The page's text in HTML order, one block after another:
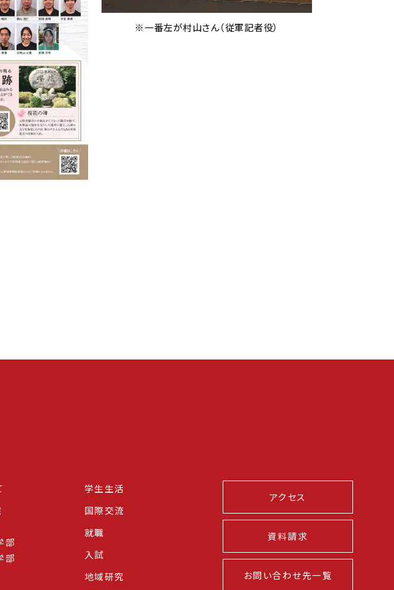
※一番左が村山さん（従軍記者役）
部
部
学生生活
国際交流
就職
入試
地域研究
アクセス
資料請求
お問い合わせ先一覧